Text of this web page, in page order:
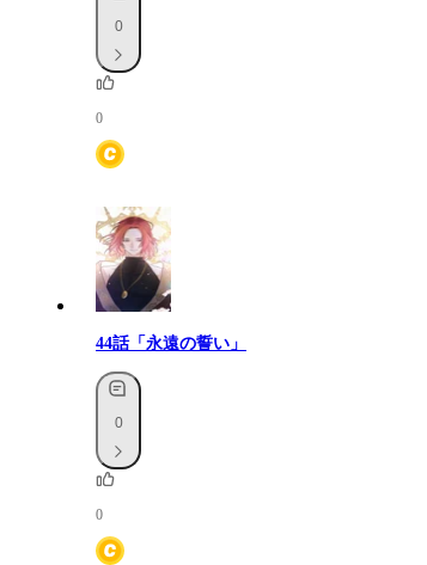
0
0
44話「永遠の誓い」
0
0